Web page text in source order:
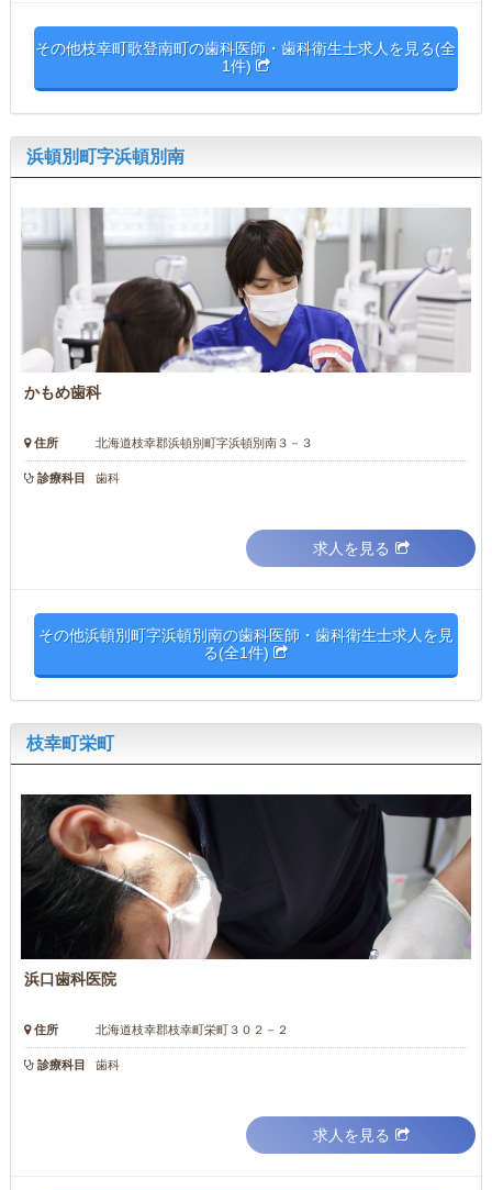
その他枝幸町歌登南町の歯科医師・歯科衛生士求人を見る(全
1件)
浜頓別町字浜頓別南
かもめ歯科
住所 北海道枝幸郡浜頓別町字浜頓別南３－３
診療科目 歯科
求人を見る
その他浜頓別町字浜頓別南の歯科医師・歯科衛生士求人を見
る(全1件)
枝幸町栄町
浜口歯科医院
住所 北海道枝幸郡枝幸町栄町３０２－２
診療科目 歯科
求人を見る